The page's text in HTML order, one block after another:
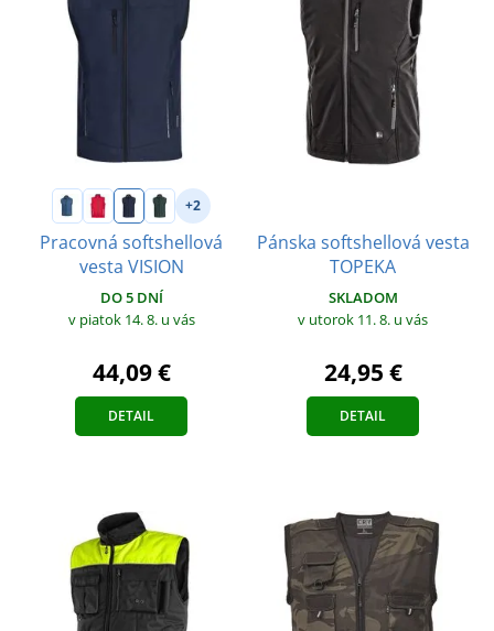
+2
Pracovná softshellová
vesta VISION
DO 5 DNÍ
v piatok 14. 8. u vás
44,09 €
DETAIL
Pánska softshellová vesta
TOPEKA
SKLADOM
v utorok 11. 8. u vás
24,95 €
DETAIL